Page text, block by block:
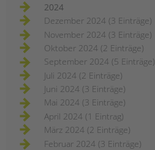
2024
Dezember 2024 (3 Einträge)
November 2024 (3 Einträge)
Oktober 2024 (2 Einträge)
September 2024 (5 Einträge)
Juli 2024 (2 Einträge)
Juni 2024 (3 Einträge)
Mai 2024 (3 Einträge)
April 2024 (1 Eintrag)
März 2024 (2 Einträge)
Februar 2024 (3 Einträge)